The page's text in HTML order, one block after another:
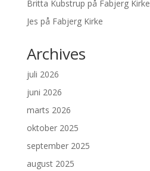
Britta Kubstrup på Fabjerg Kirke
Jes på Fabjerg Kirke
Archives
juli 2026
juni 2026
marts 2026
oktober 2025
september 2025
august 2025